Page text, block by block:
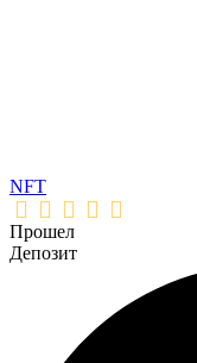
NFT
Прошел
Депозит